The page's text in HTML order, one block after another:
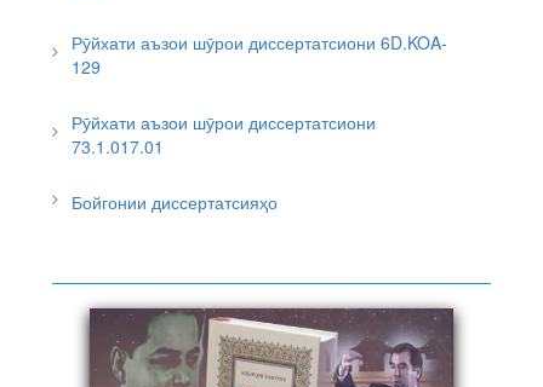
Рӯйхати аъзои шӯрои диссертатсиони 6D.KOA-
129
Рӯйхати аъзои шӯрои диссертатсиони
73.1.017.01
Бойгонии диссертатсияҳо